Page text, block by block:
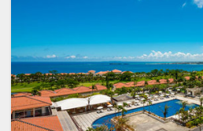
●３連泊以上で、お部
ける洗濯ジェルボール
２個／１回のみ）
●「素泊まりのお客様」
で滞在中朝食を１回無
で滞在中朝食を１回無
※旅行代金に含まれま
ここがポイント！
●全室Wi-Fi・洗濯機・